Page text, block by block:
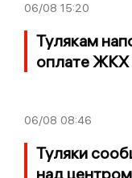
06/08 15:20
Тулякам
оплате ЖКХ
06/08 08:46
Туляки
над